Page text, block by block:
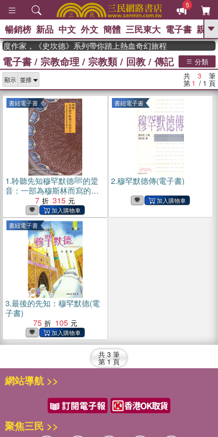
5
GO
熱搜： 東野圭吾 、 高希均教授回憶錄
、 The Odyssey 、 父親節 、 如果歷
國際布克
獎 臺灣漫遊錄 、 方念華 、 台灣的李
登輝時代 、 數學女孩：黎曼猜想
偉大的迷走神經
暢銷榜 新品 中文 外文 簡體 三民東大 電子書 親子
作家，《史坎德》系列帶你踏上熱血奇幻旅程
電子書 / 宗教命理 / 宗教類/ 回教 /傳記 分類
顯示 共 3 筆
第 1 / 1 頁
書紐電子書
1.聆聽先知穆罕默德ﷺ的跫
音：一部為穆斯林而寫的先
知傳記（三）(電子書)
7 315
書紐電子書
2.穆罕默德傳(電子書)
書紐電子書
3.最後的先知：穆罕默德(電
子書)
75
105
共 3 筆
第 1 頁
網站導航 >>
聚焦三民 >>